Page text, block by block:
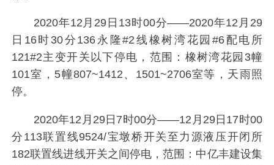
2020年12月29日13时00分——2020年12月29
日16时30分136永隆#2线橡树湾花园#6配电所
121#2主变开关以下停电，范围：橡树湾花园3幢
101室，5幢807~1412、1501~2706室等，天雨照
停。
2020年12月29日7时00分——12月29日17时00
分113联置线9524/宝墩桥开关至力源液压开闭所
182联置线进线开关之间停电，范围：中亿丰建设集